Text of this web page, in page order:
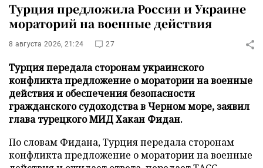
Турция предложила России и Украине
мораторий на военные действия
8 августа 2026, 21:24 27
Турция передала сторонам украинского
конфликта предложение о моратории на военные
действия и обеспечения безопасности
гражданского судоходства в Черном море, заявил
глава турецкого МИД Хакан Фидан.
По словам Фидана, Турция передала сторонам
конфликта предложение о моратории на военные